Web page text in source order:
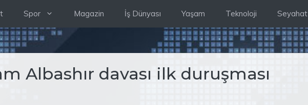
Spor Magazin İş Dünyası Yaşam Teknoloji Seyahat
Albashır davası ilk duruşması